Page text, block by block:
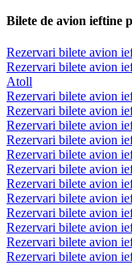
Bilete de avion ieftine
Rezervari bilete avion
Rezervari bilete avion
Atoll
Rezervari bilete avion
Rezervari bilete avion
Rezervari bilete avion
Rezervari bilete avion
Rezervari bilete avion
Rezervari bilete avion
Rezervari bilete avion
Rezervari bilete avion
Rezervari bilete avion
Rezervari bilete avion
Rezervari bilete avion
Rezervari bilete avion